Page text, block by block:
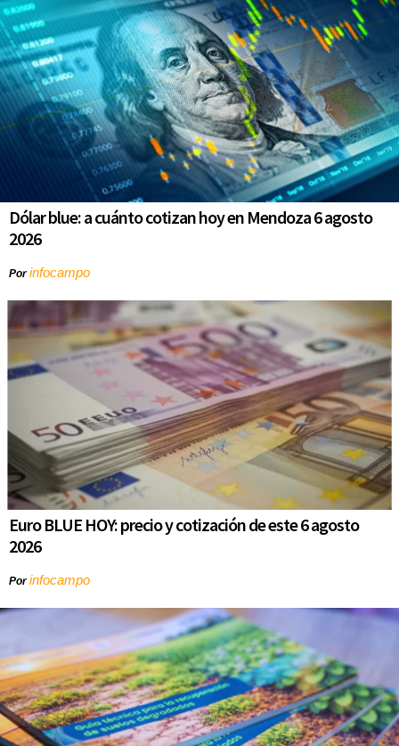
Dólar blue: a cuánto cotizan hoy en Mendoza 6 agosto
2026
Porinfocampo
Euro BLUE HOY: precio y cotización de este 6 agosto
2026
Porinfocampo